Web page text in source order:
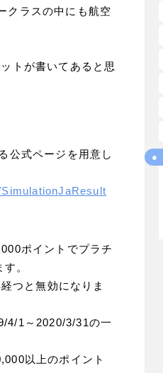
クラスの中にも航空
トが書いてあると思
公式ページを用意し
ポイントでプラチ
。
つと無効になりま
4/1～2020/3/31の一
以上のポイント